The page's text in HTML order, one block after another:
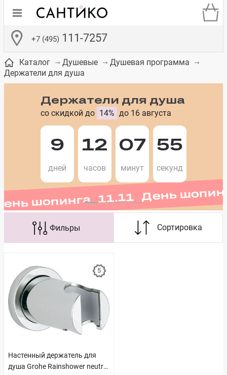
+7 (495) 111-7257
Бачки для
унитазов
Сиденья для
унитазов
Смесители для
встраиваемых
систем
Зеркало-шкаф
Полки в ванную
комнату
Комоды в
ванную комнату
Каталог Душевые
Душевая программа
Держатели для душа
шопинга 11.11 День
Держатели для душа
со скидкой до 14% до 16 августа
9
дней
12
часов
07
минут
55
секунд
Настенный держатель для
душа Grohe Rainshower neutral